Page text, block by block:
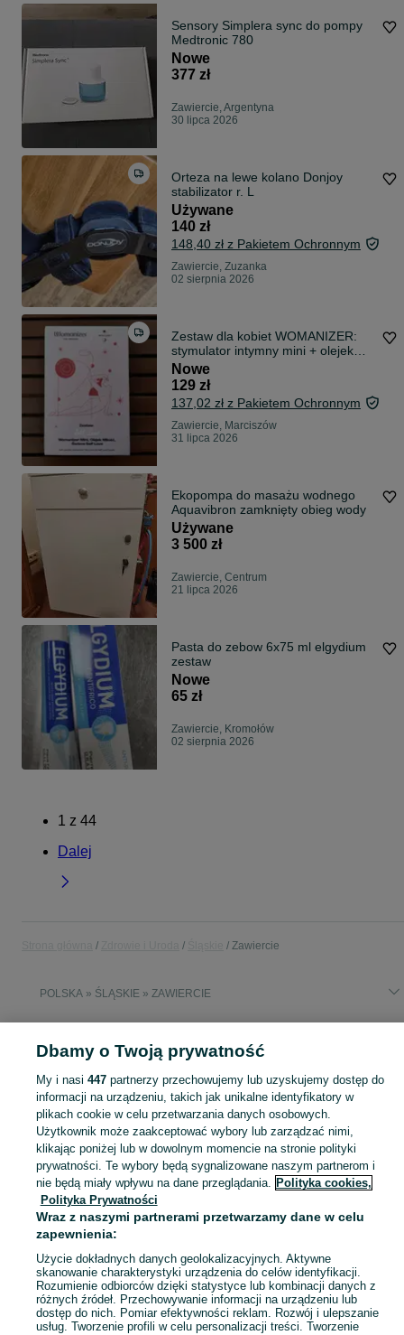
Sensory Simplera sync do pompy
Medtronic 780
Nowe
377 zł
Zawiercie, Argentyna
30 lipca 2026
Orteza na lewe kolano Donjoy
stabilizator r. L
Używane
140 zł
148,40 zł z Pakietem Ochronnym
Zawiercie, Zuzanka
02 sierpnia 2026
Zestaw dla kobiet WOMANIZER:
stymulator intymny mini + olejek
Nowe
129 zł
137,02 zł z Pakietem Ochronnym
Zawiercie, Marciszów
31 lipca 2026
Ekopompa do masażu wodnego
Aquavibron zamknięty obieg wody
Używane
3 500 zł
Zawiercie, Centrum
21 lipca 2026
Pasta do zebow 6x75 ml elgydium
zestaw
Nowe
65 zł
Zawiercie, Kromołów
02 sierpnia 2026
1 z 44
Dalej
Zawiercie
POLSKA » ŚLĄSKIE » ZAWIERCIE
ZDROWIE I URODA
KATEGORIA
Sprzedaż produktów zdrowia i urody Zawiercie ▶️ Kosmetyki, perfumy, sprzęt medyczny ✅ Nowe i używane w najlepszych cenach ☝ Znajdź ogłoszenia na OLX.pl! Zobacz
Mapa kategorii
Mapa miejscowości
Mapa ministron
Popularne wyszukiwania
Dbamy o Twoją prywatność
My i nasi 447partnerzy przechowujemy lub uzyskujemy dostęp do
informacji na urządzeniu, takich jak unikalne identyfikatory w
plikach cookie w celu przetwarzania danych osobowych.
Użytkownik może zaakceptować wybory lub zarządzać nimi,
klikając poniżej lub w dowolnym momencie na stronie polityki
prywatności. Te wybory będą sygnalizowane naszym partnerom i
nie będą miały wpływu na dane przeglądania. Polityka cookies,
Polityka Prywatności
Wraz z naszymi partnerami przetwarzamy dane w celu
zapewnienia:
Użycie dokładnych danych geolokalizacyjnych. Aktywne
skanowanie charakterystyki urządzenia do celów identyfikacji.
Rozumienie odbiorców dzięki statystyce lub kombinacji danych z
różnych źródeł. Przechowywanie informacji na urządzeniu lub
dostęp do nich. Pomiar efektywności reklam. Rozwój i ulepszanie
usług. Tworzenie profili w celu personalizacji treści. Tworzenie